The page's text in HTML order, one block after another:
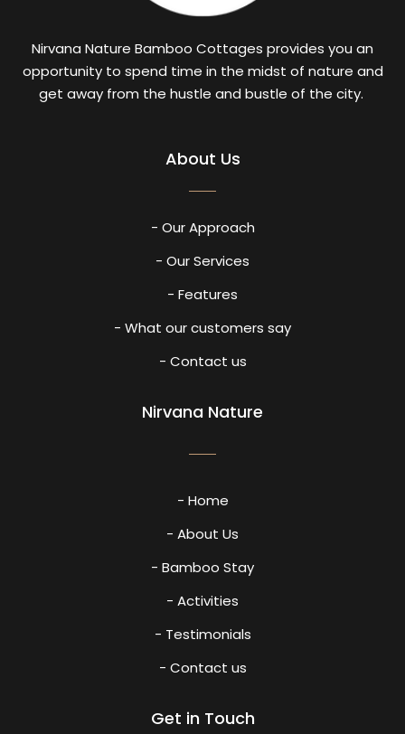
Nirvana Nature Bamboo Cottages provides you an
opportunity to spend time in the midst of nature and
get away from the hustle and bustle of the city.
About Us
- Our Approach
- Our Services
- Features
- What our customers say
- Contact us
Nirvana Nature
- Home
- About Us
- Bamboo Stay
- Activities
- Testimonials
- Contact us
Get in Touch